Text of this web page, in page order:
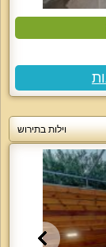
וילות בתירוש